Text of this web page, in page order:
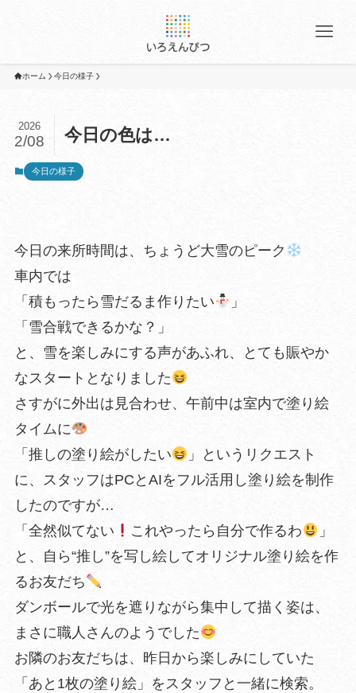
ホーム 今日の様子
今日の色は…
2026
2/08
今日の様子
今日の来所時間は、ちょうど大雪のピーク
車内では
「積もったら雪だるま作りたい
」
「雪合戦できるかな？」
と、雪を楽しみにする声があふれ、とても賑やか
なスタートとなりました
さすがに外出は見合わせ、午前中は室内で塗り絵
タイムに
「推しの塗り絵がしたい
」というリクエスト
に、スタッフはPCとAIをフル活用し塗り絵を制作
したのですが…
「全然似てない
これやったら自分で作るわ
」
と、自ら“推し”を写し絵してオリジナル塗り絵を作
るお友だち
ダンボールで光を遮りながら集中して描く姿は、
まさに職人さんのようでした
お隣のお友だちは、昨日から楽しみにしていた
「あと1枚の塗り絵」をスタッフと一緒に検索。